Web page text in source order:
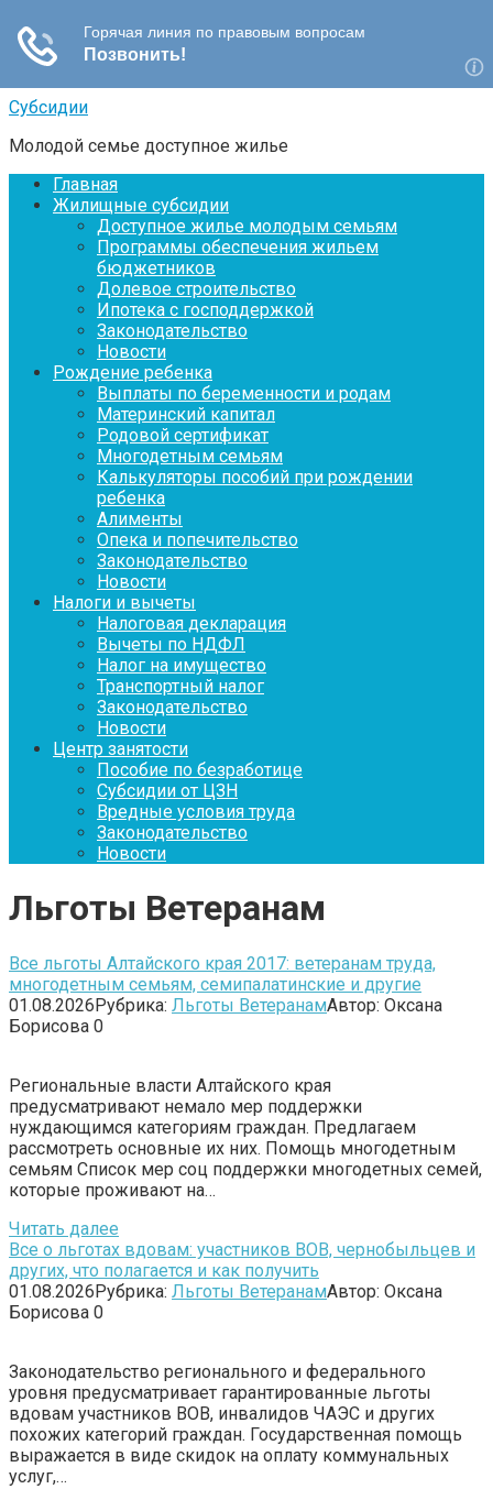
Перейти
контенту
Субсидии
Молодой семье доступное жилье
Главная
Жилищные субсидии
Доступное жилье молодым семьям
Программы обеспечения жильем
бюджетников
Долевое строительство
Ипотека с господдержкой
Законодательство
Новости
Рождение ребенка
Выплаты по беременности и родам
Материнский капитал
Родовой сертификат
Многодетным семьям
Калькуляторы пособий при рождении
ребенка
Алименты
Опека и попечительство
Законодательство
Новости
Налоги и вычеты
Налоговая декларация
Вычеты по НДФЛ
Налог на имущество
Транспортный налог
Законодательство
Новости
Центр занятости
Пособие по безработице
Субсидии от ЦЗН
Вредные условия труда
Законодательство
Новости
Льготы Ветеранам
Все льготы Алтайского края 2017: ветеранам труда,
многодетным семьям, семипалатинские и другие
01.08.2026Рубрика: Льготы ВетеранамАвтор: Оксана
Борисова 0
Региональные власти Алтайского края
предусматривают немало мер поддержки
нуждающимся категориям граждан. Предлагаем
рассмотреть основные их них. Помощь многодетным
семьям Список мер соц поддержки многодетных семей,
которые проживают на…
Читать далее
Все о льготах вдовам: участников ВОВ, чернобыльцев и
других, что полагается и как получить
01.08.2026Рубрика: Льготы ВетеранамАвтор: Оксана
Борисова 0
Законодательство регионального и федерального
уровня предусматривает гарантированные льготы
вдовам участников ВОВ, инвалидов ЧАЭС и других
похожих категорий граждан. Государственная помощь
выражается в виде скидок на оплату коммунальных
услуг,…